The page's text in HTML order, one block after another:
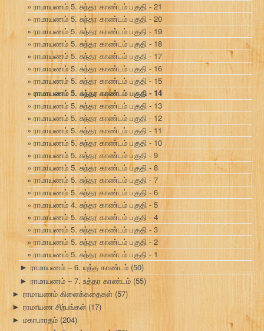
ராமாயணம் 5. சுந்தர காண்டம் பகுதி - 21
ராமாயணம் 5. சுந்தர காண்டம் பகுதி - 20
ராமாயணம் 5. சுந்தர காண்டம் பகுதி - 19
ராமாயணம் 5. சுந்தர காண்டம் பகுதி - 18
ராமாயணம் 5. சுந்தர காண்டம் பகுதி - 17
ராமாயணம் 5. சுந்தர காண்டம் பகுதி - 16
ராமாயணம் 5. சுந்தர காண்டம் பகுதி - 15
ராமாயணம் 5. சுந்தர காண்டம் பகுதி - 14
ராமாயணம் 5. சுந்தர காண்டம் பகுதி - 13
ராமாயணம் 5. சுந்தர காண்டம் பகுதி - 12
ராமாயணம் 5. சுந்தர காண்டம் பகுதி - 11
ராமாயணம் 5. சுந்தர காண்டம் பகுதி - 10
ராமாயணம் 5. சுந்தர காண்டம் பகுதி - 9
ராமாயணம் 5. சுந்தர காண்டம் பகுதி - 8
ராமாயணம் 5. சுந்தர காண்டம் பகுதி - 7
ராமாயணம் 5. சுந்தர காண்டம் பகுதி - 6
ராமாயணம் 4. சுந்தர காண்டம் பகுதி - 5
ராமாயணம் 5. சுந்தர காண்டம் பகுதி - 4
ராமாயணம் 5. சுந்தர காண்டம் பகுதி - 3
ராமாயணம் 5. சுந்தர காண்டம் பகுதி - 2
ராமாயணம் 5. சுந்தர காண்டம் பகுதி - 1
► ராமாயணம் – 6. யுத்த காண்டம் (50)
► ராமாயணம் – 7. உத்தர காண்டம் (55)
► ராமாயணம் கிளைக்கதைகள் (57)
► ராமாயண சிற்பங்கள் (17)
► மகாபாரதம் (204)